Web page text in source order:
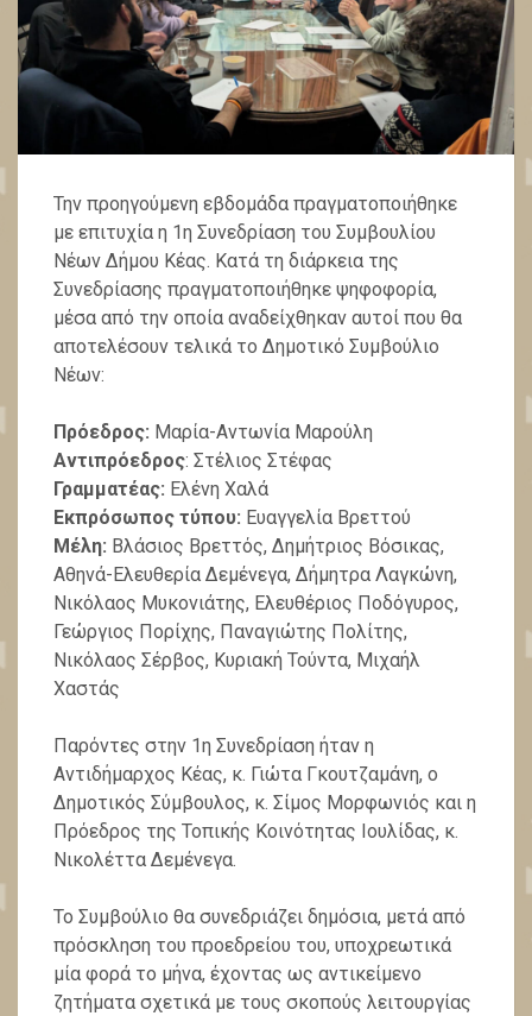
Την προηγούμενη εβδομάδα πραγματοποιήθηκε
με επιτυχία η 1η Συνεδρίαση του Συμβουλίου
Νέων Δήμου Κέας. Κατά τη διάρκεια της
Συνεδρίασης πραγματοποιήθηκε ψηφοφορία,
μέσα από την οποία αναδείχθηκαν αυτοί που θα
αποτελέσουν τελικά το Δημοτικό Συμβούλιο
Νέων:
Πρόεδρος: Μαρία-Αντωνία Μαρούλη
Αντιπρόεδρος: Στέλιος Στέφας
Γραμματέας: Ελένη Χαλά
Εκπρόσωπος τύπου: Ευαγγελία Βρεττού
Μέλη: Βλάσιος Βρεττός, Δημήτριος Βόσικας,
Αθηνά-Ελευθερία Δεμένεγα, Δήμητρα Λαγκώνη,
Νικόλαος Μυκονιάτης, Ελευθέριος Ποδόγυρος,
Γεώργιος Πορίχης, Παναγιώτης Πολίτης,
Νικόλαος Σέρβος, Κυριακή Τούντα, Μιχαήλ
Χαστάς
Παρόντες στην 1η Συνεδρίαση ήταν η
Αντιδήμαρχος Κέας, κ. Γιώτα Γκουτζαμάνη, ο
Δημοτικός Σύμβουλος, κ. Σίμος Μορφωνιός και η
Πρόεδρος της Τοπικής Κοινότητας Ιουλίδας, κ.
Νικολέττα Δεμένεγα.
Το Συμβούλιο θα συνεδριάζει δημόσια, μετά από
πρόσκληση του προεδρείου του, υποχρεωτικά
μία φορά το μήνα, έχοντας ως αντικείμενο
ζητήματα σχετικά με τους σκοπούς λειτουργίας